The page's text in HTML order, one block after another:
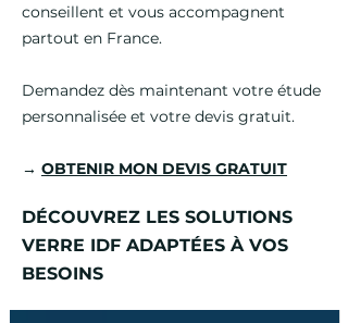
conseillent et vous accompagnent
partout en France.
Demandez dès maintenant votre étude
personnalisée et votre devis gratuit.
→ OBTENIR MON DEVIS GRATUIT
DÉCOUVREZ LES SOLUTIONS
VERRE IDF ADAPTÉES À VOS
BESOINS